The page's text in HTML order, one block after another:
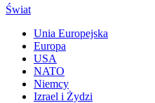
Świat
Unia Europejska
Europa
USA
NATO
Niemcy
Izrael i Żydzi